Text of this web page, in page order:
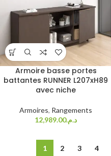
Armoire basse portes
battantes RUNNER L207xH89
avec niche
Armoires, Rangements
د.م.12,989.00
1 2 3 4